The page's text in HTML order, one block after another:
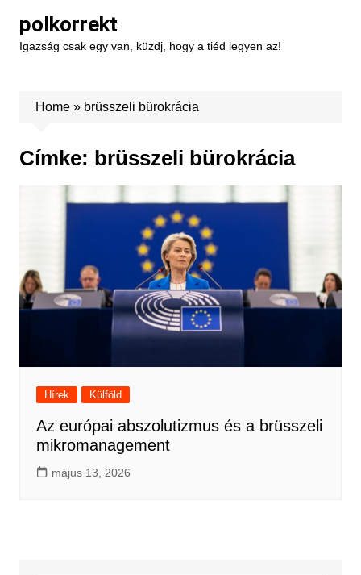
content
polkorrekt
Igazság csak egy van, küzdj, hogy a tiéd legyen az!
Home» brüsszeli bürokrácia
Címke: brüsszeli bürokrácia
Hírek Külföld
Az európai abszolutizmus és a brüsszeli
mikromanagement
május 13, 2026